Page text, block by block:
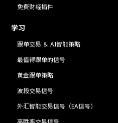
免费财经插件
学习
跟单交易 ＆ AI智能策略
最值得跟单的信号
黄金跟单策略
波段交易信号
外汇智能交易信号（EA信号）